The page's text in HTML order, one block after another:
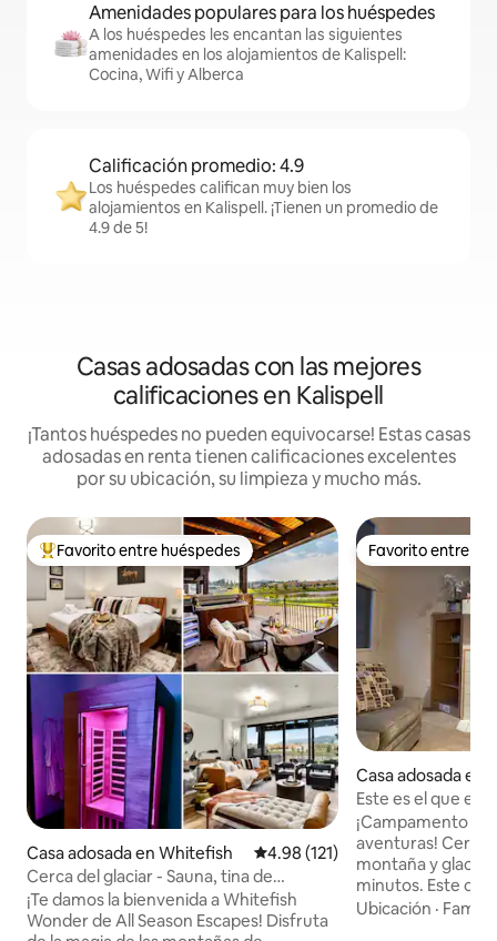
Amenidades populares para los huéspedes
A los huéspedes les encantan las siguientes
amenidades en los alojamientos de Kalispell:
Cocina, Wifi y Alberca
Calificación promedio: 4.9
Los huéspedes califican muy bien los
alojamientos en Kalispell. ¡Tienen un promedio de
4.9 de 5!
Casas adosadas con las mejores
calificaciones en Kalispell
¡Tantos huéspedes no pueden equivocarse! Estas casas
adosadas en renta tienen calificaciones excelentes
por su ubicación, su limpieza y mucho más.
De los mejores en Favorito entre huéspedes
Favorito entre huéspedes
Casa adosada en Whitefish Calificación promedio: 4.98 de
4.98 (121)
Cerca del glaciar - Sauna, tina de
inmersión, jacuzzi, capacidad para 10
personas
¡Te damos la bienvenida a Whitefish
Wonder de All Season Escapes! Disfruta
Favorito entre
Favorito entre
Casa adosada en
Este es el que
¡Campamento
aventuras! Cerca
montaña y
minutos. Este
dormitorios y 2
Ubicación ·